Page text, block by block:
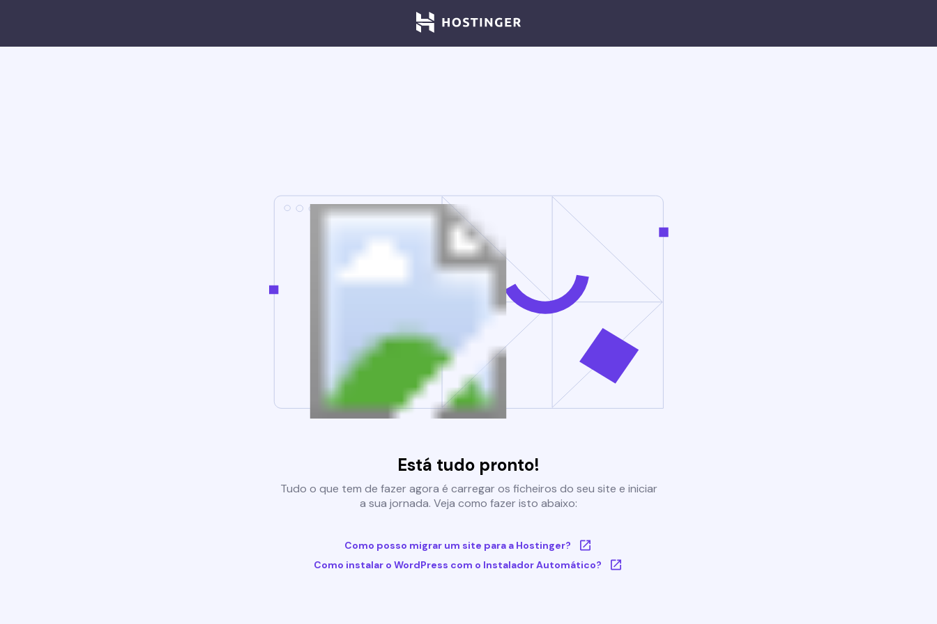
Está tudo pronto!
Tudo o que tem de fazer agora é carregar os ficheiros do seu site e iniciar
a sua jornada. Veja como fazer isto abaixo:
Como posso migrar um site para a Hostinger?
Como instalar o WordPress com o Instalador Automático?